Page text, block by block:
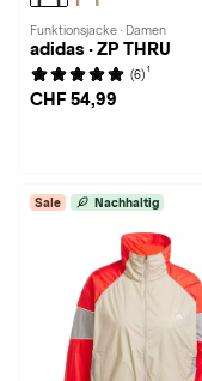
Funktionsjacke · Damen
adidas · ZP THRU
(6) 1
CHF 54,99
Sale Nachhaltig